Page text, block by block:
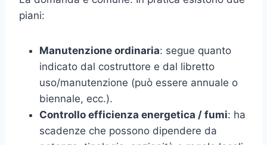
piani:
Manutenzione ordinaria: segue quanto
indicato dal costruttore e dal libretto
uso/manutenzione (può essere annuale o
biennale, ecc.).
Controllo efficienza energetica / fumi: ha
scadenze che possono dipendere da